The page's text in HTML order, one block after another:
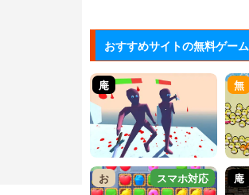
おすすめサイトの無料ゲーム
庵 無
お スマホ対応 庵